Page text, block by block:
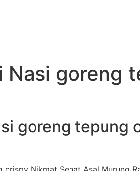
Nasi goreng
goreng tepung